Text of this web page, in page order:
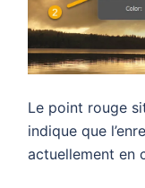
Le point rouge
indique que
actuellement en